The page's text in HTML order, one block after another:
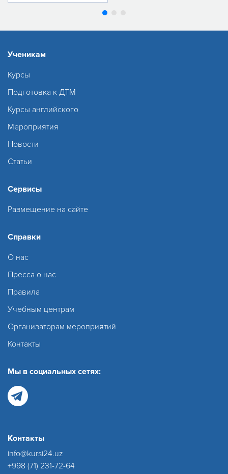
Ученикам
Курсы
Подготовка к ДТМ
Курсы английского
Мероприятия
Новости
Статьи
Сервисы
Размещение на сайте
Справки
О нас
Пресса о нас
Правила
Учебным центрам
Организаторам мероприятий
Контакты
Мы в социальных сетях:
Контакты
info@kursi24.uz
+998 (71) 231-72-64